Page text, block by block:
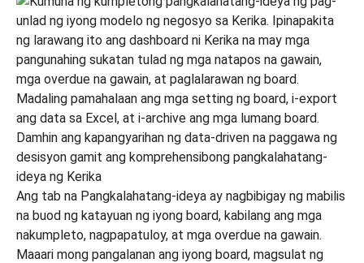
Ang tab na Pangkalahatang-ideya ay nagbibigay ng mabilis
na buod ng katayuan ng iyong board, kabilang ang mga
nakumpleto, nagpapatuloy, at mga overdue na gawain.
Maaari mong pangalanan ang iyong board, magsulat ng